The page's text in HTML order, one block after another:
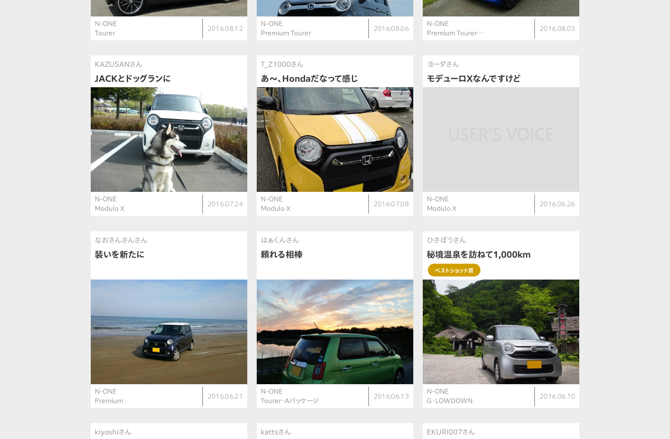
N-ONE
Tourer
2016.08.12
N-ONE
Premium Tourer
2016.08.06
N-ONE
Premium Tourer…
2016.08.03
KAZUSANさん
JACKとドッグランに
N-ONE
Modulo X
2016.07.24
T_Z1000さん
あ〜、Hondaだなって感じ
N-ONE
Modulo X
2016.07.08
ヨーダさん
モデューロXなんですけど
N-ONE
Modulo X
2016.06.26
なおさんさんさん
装いを新たに
N-ONE
Premium
2016.06.21
はぁくんさん
頼れる相棒
N-ONE
Tourer・Aパッケージ
2016.06.13
ひさぼうさん
秘境温泉を訪ねて1,000km
ベストショット賞
N-ONE
G・LOWDOWN
2016.06.10
kiyoshiさん kattsさん EKURI007さん